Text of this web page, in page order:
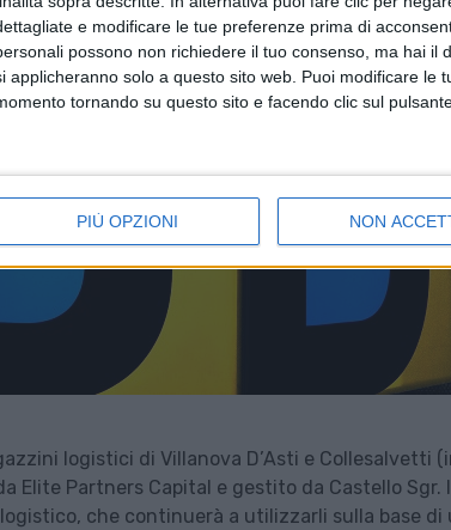
e modificare le tue preferenze prima di
possono non richiedere il tuo consenso, ma hai
applicheranno solo a questo sito web. Puoi modificare le
tornando su questo sito e facendo clic sul
PIÙ OPZIONI NON
logistici di Villanova D’Asti e Collesalvetti
Elite Partners Capital e gestito da Castello Sgr.
che continuerà a utilizzarli sulla base